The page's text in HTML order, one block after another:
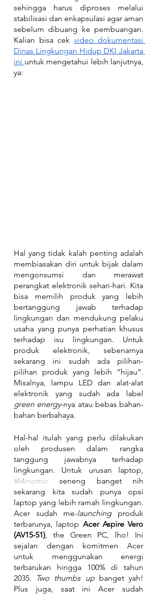
sehingga harus diproses melalui
stabilisasi dan enkapsulasi agar aman
sebelum dibuang ke pembuangan.
Kalian bisa cek video dokumentasi
Dinas Lingkungan Hidup DKI Jakarta
ini untuk mengetahui lebih lanjutnya,
ya:
Hal yang tidak kalah penting adalah
membiasakan diri untuk bijak dalam
mengonsumsi dan merawat
perangkat elektronik sehari-hari. Kita
bisa memilih produk yang lebih
bertanggung jawab terhadap
lingkungan dan mendukung pelaku
usaha yang punya perhatian khusus
terhadap isu lingkungan. Untuk
produk elektronik, sebenarnya
sekarang ini sudah ada pilihan-
pilihan produk yang lebih “hijau”.
Misalnya, lampu LED dan alat-alat
green energy-nya atau bebas bahan-
bahan berbahaya.
Hal-hal itulah yang perlu dilakukan
oleh produsen dalam rangka
tanggung jawabnya terhadap
#Minomic seneng banget nih
sekarang kita sudah punya opsi
laptop yang lebih ramah lingkungan.
Acer sudah me-launching produk
terbarunya, laptop Acer Aspire Vero
(AV15-51) , the Green PC, lho! Ini
sejalan dengan komitmen Acer
untuk menggunakan energi
terbarukan hingga 100% di tahun
2035.
Two thumbs up banget yah!
Plus juga, saat ini Acer sudah